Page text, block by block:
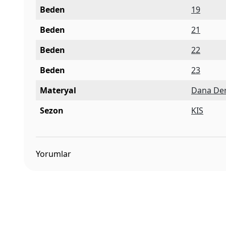
Beden
19
Beden
21
Beden
22
Beden
23
Materyal
Dana
Sezon
KIS
Yorumlar